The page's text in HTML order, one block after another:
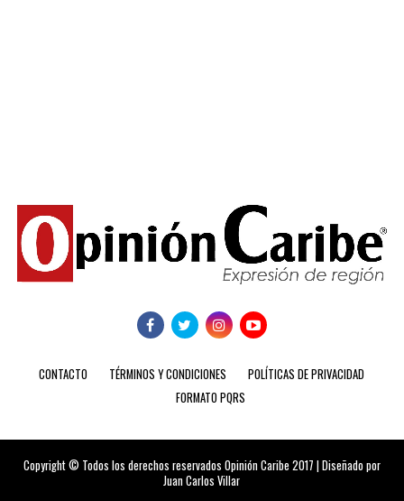
CONTACTO TÉRMINOS Y CONDICIONES
POLÍTICAS DE PRIVACIDAD
FORMATO PQRS
Copyright © Todos los derechos reservados Opinión Caribe 2017 | Diseñado por
Juan Carlos Villar